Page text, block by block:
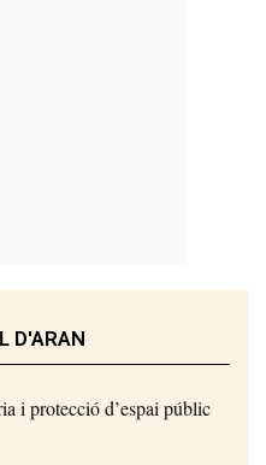
D'ARAN
i protecció d’espai públic